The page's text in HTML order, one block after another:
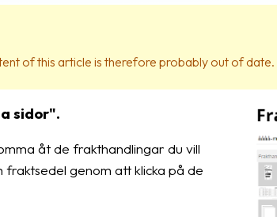
of this article is therefore probably out of date.
sidor".
åt de frakthandlingar du vill
genom att klicka på de